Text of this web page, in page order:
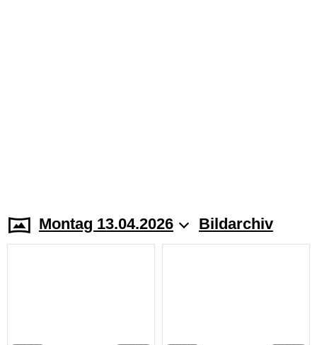
Montag 13.04.2026 Bildarchiv